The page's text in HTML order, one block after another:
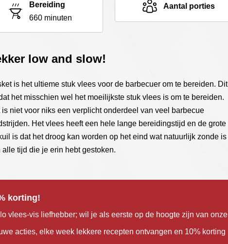
Bereiding
660 minuten
Aantal porties
low and slow!
is het ultieme stuk vlees voor de barbecuer om te bereiden. Dit
het misschien wel het moeilijkste stuk vlees is om te bereiden.
is niet voor niks een verplicht onderdeel van veel barbecue
Het vlees heeft een hele lange bereidingstijd en de grote
is dat het droog kan worden op het eind wat natuurlijk zonde is
alle tijd die je erin hebt gestoken.
korting!
vlees-vis liefhebber; wil je als eerste op de hoogte zijn van onze
acties, elke week lekkere recepten ontvangen en 10% korting